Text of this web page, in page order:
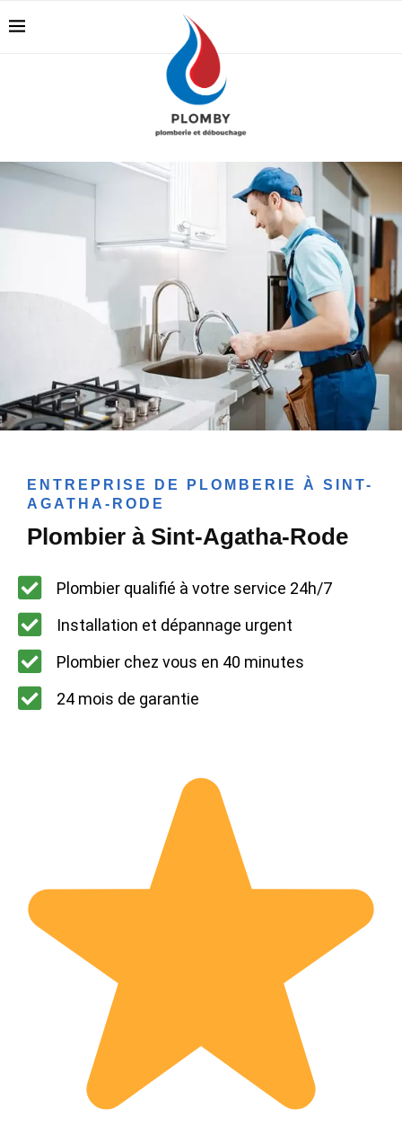
ENTREPRISE DE PLOMBERIE À SINT-
AGATHA-RODE
Plombier à Sint-Agatha-Rode
Plombier qualifié à votre service 24h/7
Installation et dépannage urgent
Plombier chez vous en 40 minutes
24 mois de garantie